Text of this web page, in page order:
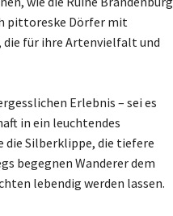
pittoreske Dörfer mit
die für ihre Artenvielfalt und
Erlebnis – sei es
in ein leuchtendes
die Silberklippe, die tiefere
begegnen Wanderer dem
lebendig werden lassen.